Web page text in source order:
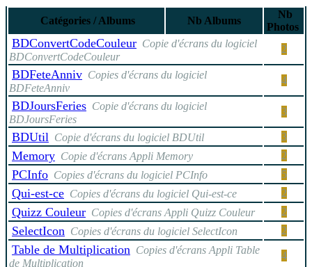
Catégories / Albums Nb Albums
Nb
Photos
BDConvertCodeCouleur Copie d'écrans du logiciel
BDConvertCodeCouleur
2
BDFeteAnniv Copies d'écrans du logiciel
BDFeteAnniv
4
BDJoursFeries Copie d'écrans du logiciel
BDJoursFeries
3
BDUtil Copie d'écrans du logiciel BDUtil 3
Memory Copie d'écrans Appli Memory 2
PCInfo Copies d'écrans du logiciel PCInfo 5
Qui-est-ce Copies d'écrans du logiciel Qui-est-ce 2
Quizz Couleur Copies d'écrans Appli Quizz Couleur 2
SelectIcon Copies d'écrans du logiciel SelectIcon 2
Table de Multiplication Copies d'écrans Appli Table
de Multiplication
4